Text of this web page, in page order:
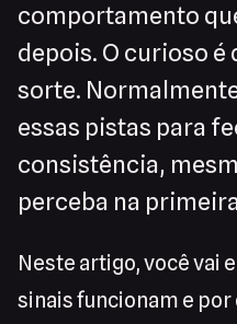
comportamento
depois. O curioso é
sorte.
essas pistas para
consistência,
perceba na
Neste artigo, você vai
sinais funcionam e por